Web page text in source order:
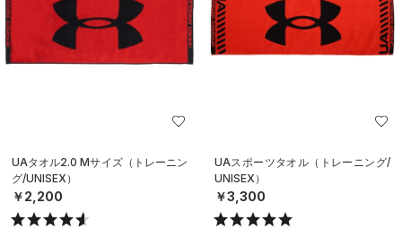
UAタオル2.0 Mサイズ（トレーニン
グ/UNISEX）
￥2,200
UAスポーツタオル（トレーニング/
UNISEX）
￥3,300